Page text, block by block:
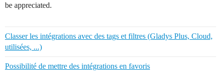
be appreciated.
Classer les intégrations avec des tags et filtres (Gladys Plus, Cloud,
utilisées, ...)
Possibilité de mettre des intégrations en favoris